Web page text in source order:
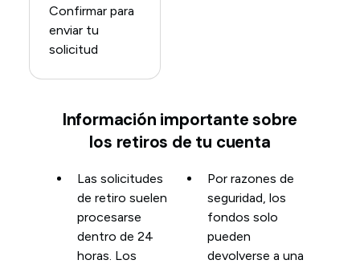
Confirmar para
enviar tu
solicitud
Información importante sobre
los retiros de tu cuenta
Las solicitudes
de retiro suelen
procesarse
dentro de 24
horas. Los
Por razones de
seguridad, los
fondos solo
pueden
devolverse a una